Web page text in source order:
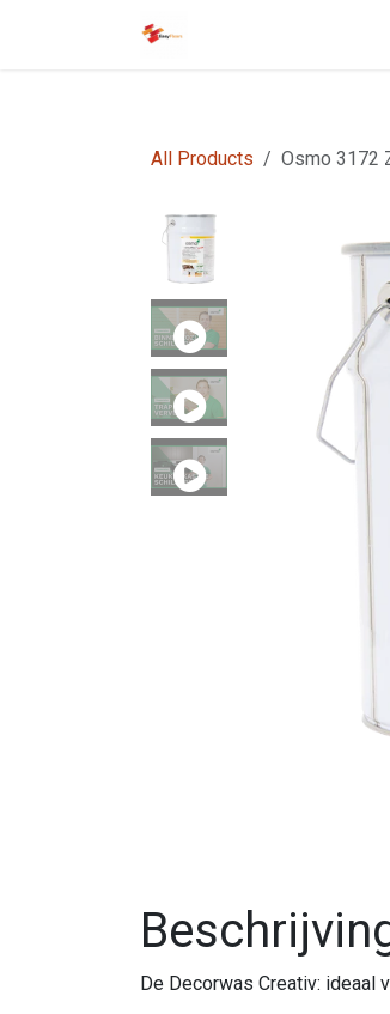
All Products Osmo 3172
De Decorwas Creativ: ideaal